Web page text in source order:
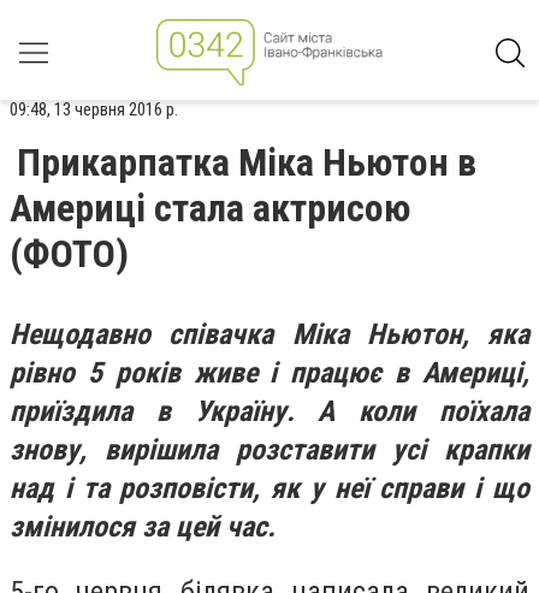
09:48, 13 червня 2016 р.
Прикарпатка Міка Ньютон в
Америці стала актрисою
(ФОТО)
Нещодавно співачка Міка Ньютон, яка
рівно 5 років живе і працює в Америці,
приїздила в Україну. А коли поїхала
знову, вирішила розставити усі крапки
над і та розповісти, як у неї справи і що
змінилося за цей час.